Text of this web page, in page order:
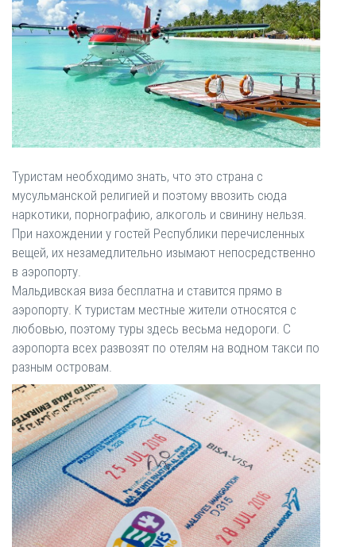
Туристам необходимо знать, что это страна с
мусульманской религией и поэтому ввозить сюда
наркотики, порнографию, алкоголь и свинину нельзя.
При нахождении у гостей Республики перечисленных
вещей, их незамедлительно изымают непосредственно
в аэропорту.
Мальдивская виза бесплатна и ставится прямо в
аэропорту. К туристам местные жители относятся с
любовью, поэтому туры здесь весьма недороги. С
аэропорта всех развозят по отелям на водном такси по
разным островам.